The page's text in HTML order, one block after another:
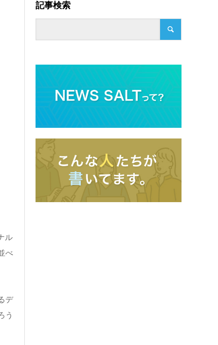
ル
べ
デ
う
記事検索